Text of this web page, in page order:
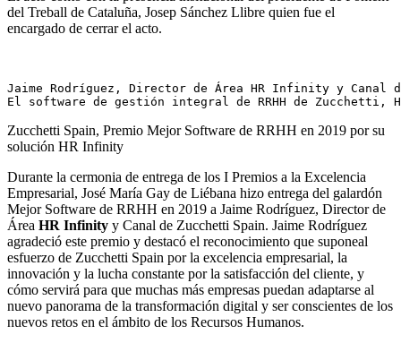
del Treball de Cataluña, Josep Sánchez Llibre quien fue el
encargado de cerrar el acto.
Jaime Rodríguez, Director de Área HR Infinity y Canal
El software de gestión integral de RRHH de Zucchetti,
Zucchetti Spain, Premio Mejor Software de RRHH en 2019 por su
solución HR Infinity
Durante la cermonia de entrega de los I Premios a la Excelencia
Empresarial, José María Gay de Liébana hizo entrega del galardón
Mejor Software de RRHH en 2019 a Jaime Rodríguez, Director de
Área HR Infinity y Canal de Zucchetti Spain. Jaime Rodríguez
agradeció este premio y destacó el reconocimiento que suponeal
esfuerzo de Zucchetti Spain por la excelencia empresarial, la
innovación y la lucha constante por la satisfacción del cliente, y
cómo servirá para que muchas más empresas puedan adaptarse al
nuevo panorama de la transformación digital y ser conscientes de los
nuevos retos en el ámbito de los Recursos Humanos.